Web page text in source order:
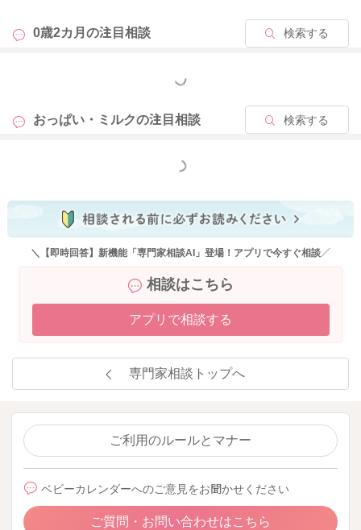
0歳2カ月の注目相談 検索する
もっと見る
おっぱい・ミルクの注目相談 検索する
もっと見る
＼【即時回答】新機能「専門家相談AI」登場！アプリで今すぐ相談／
相談はこちら
アプリで相談する
専門家相談トップへ
ご利用のルールとマナー
ベビーカレンダーへのご意見をお聞かせください
ご質問・お問い合わせはこちら